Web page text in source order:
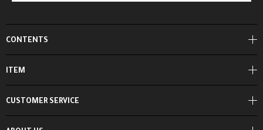
CONTENTS
ITEM
CUSTOMER SERVICE